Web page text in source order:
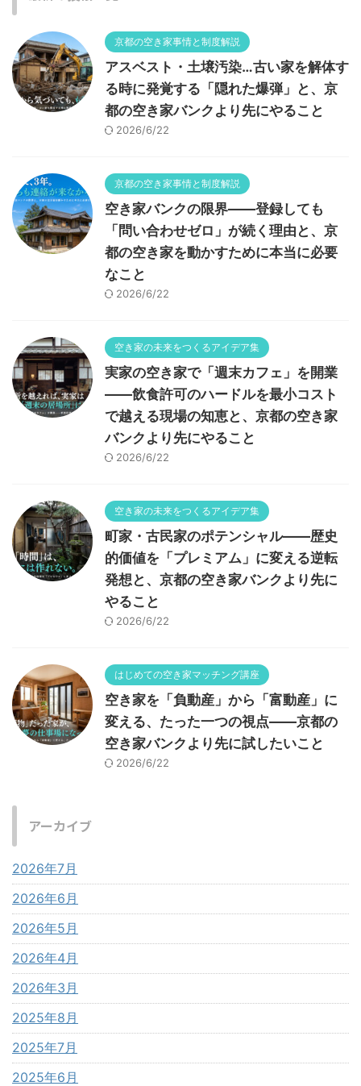
京都の空き家事情と制度解説
アスベスト・土壌汚染…古い家を解体す
る時に発覚する「隠れた爆弾」と、京
都の空き家バンクより先にやること
2026/6/22
京都の空き家事情と制度解説
空き家バンクの限界——登録しても
「問い合わせゼロ」が続く理由と、京
都の空き家を動かすために本当に必要
なこと
2026/6/22
空き家の未来をつくるアイデア集
実家の空き家で「週末カフェ」を開業
——飲食許可のハードルを最小コスト
で越える現場の知恵と、京都の空き家
バンクより先にやること
2026/6/22
空き家の未来をつくるアイデア集
町家・古民家のポテンシャル——歴史
的価値を「プレミアム」に変える逆転
発想と、京都の空き家バンクより先に
やること
2026/6/22
はじめての空き家マッチング講座
空き家を「負動産」から「富動産」に
変える、たった一つの視点——京都の
空き家バンクより先に試したいこと
2026/6/22
アーカイブ
2026年7月
2026年6月
2026年5月
2026年4月
2026年3月
2025年8月
2025年7月
2025年6月